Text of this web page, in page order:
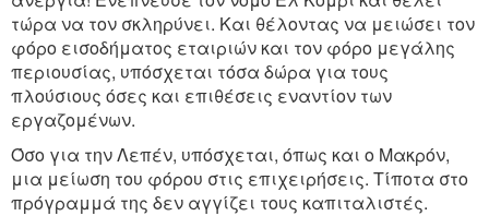
τώρα να τον σκληρύνει. Και θέλοντας να μειώσει τον
φόρο εισοδήματος εταιριών και τον φόρο μεγάλης
περιουσίας, υπόσχεται τόσα δώρα για τους
πλούσιους όσες και επιθέσεις εναντίον των
εργαζομένων.
Όσο για την Λεπέν, υπόσχεται, όπως και ο Mακρόν,
μια μείωση του φόρου στις επιχειρήσεις. Τίποτα στο
πρόγραμμά της δεν αγγίζει τους καπιταλιστές.